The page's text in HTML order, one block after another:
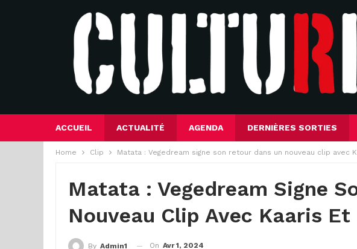
ACCUEIL ACTUALITÉ AGENDA DERNIÈRES SORTIES
Home Clip Matata : Vegedream signe son retour dans un nouveau clip avec
Matata : Vegedream Signe
Nouveau Clip Avec Kaaris Et
By Admin1 On Avr 1, 2024